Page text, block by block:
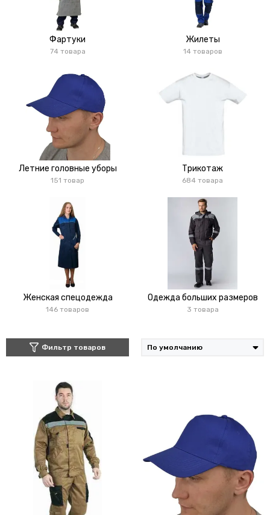
Фартуки
74 товара
Жилеты
14 товаров
Летние головные уборы
151 товар
Трикотаж
684 товара
Женская спецодежда
146 товаров
Одежда больших размеров
3 товара
Фильтр товаров